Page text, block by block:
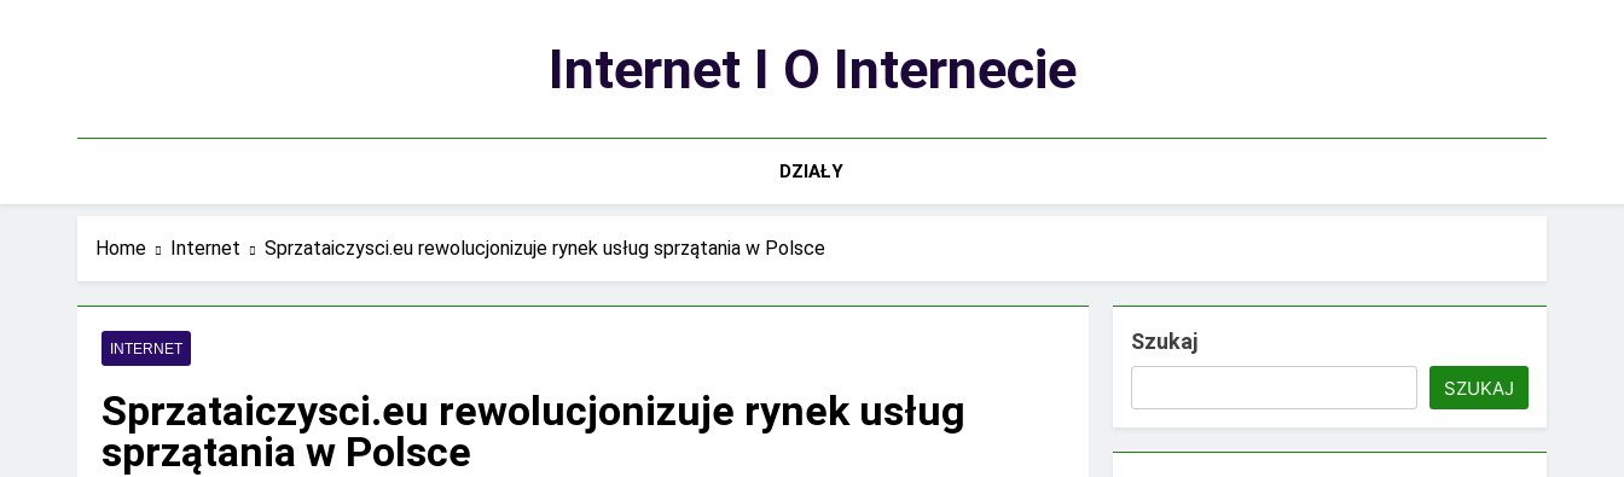
Internet I O Internecie
DZIAŁY
Home Internet Sprzataiczysci.eu rewolucjonizuje rynek usług sprzątania w Polsce
INTERNET
Sprzataiczysci.eu rewolucjonizuje rynek usług
sprzątania w Polsce
Szukaj
SZUKAJ